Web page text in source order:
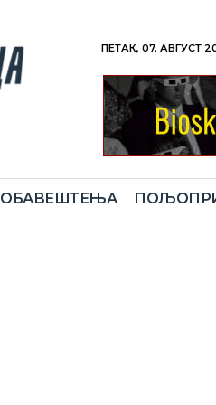
ПЕТАК, 07. АВГУСТ
ОБАВЕШТЕЊА